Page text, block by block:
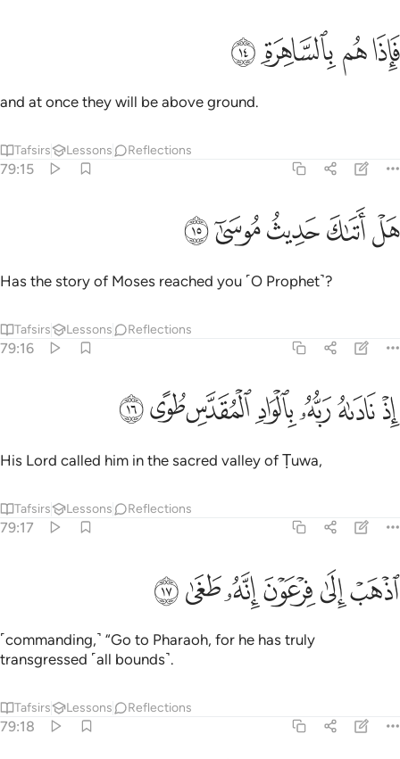
فاذا هم بالساهرة ١٤
فَإِذَا هُم بِٱلسَّاهِرَةِ ١٤
ﳅﳆﳇﳈ
and at once they will be above ground.
Tafsirs Lessons Reflections
79:15
هل اتاك حديث موسى ١٥
هَلْ أَتَىٰكَ حَدِيثُ مُوسَىٰٓ ١٥
ﳉﳊﳋﳌﳍ
Has the story of Moses reached you ˹O Prophet˺?
Tafsirs Lessons Reflections
79:16
اذ ناداه ربه بالواد المقدس طوى ١٦
إِذْ نَادَىٰهُ رَبُّهُۥ بِٱلْوَادِ ٱلْمُقَدَّسِ طُوًى ١٦
ﳎﳏﳐﳑﳒﳓﳔ
His Lord called him in the sacred valley of Ṭuwa,
Tafsirs Lessons Reflections
79:17
اذهب الى فرعون انه طغى ١٧
ٱذْهَبْ إِلَىٰ فِرْعَوْنَ إِنَّهُۥ طَغَىٰ ١٧
ﱁﱂﱃﱄﱅﱆ
˹commanding,˺ “Go to Pharaoh, for he has truly
transgressed ˹all bounds˺.
Tafsirs Lessons Reflections
79:18